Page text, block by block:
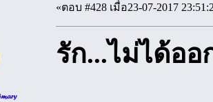
«ตอบ #428 เมื่อ23-07-2017
รัก...ไม่ได้อ